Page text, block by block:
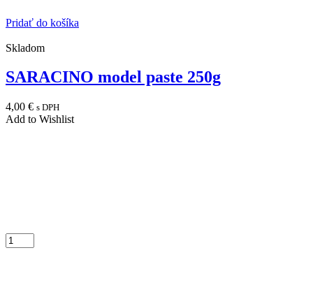
Pridať do košíka
Skladom
SARACINO model paste 250g
4,00 € s DPH
Add to Wishlist